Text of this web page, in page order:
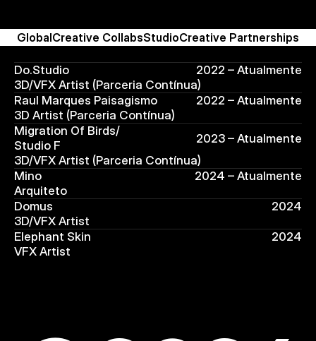
Work.
GlobalCreative CollabsStudioCreative Partnerships
Do.Studio
2022 – Atualmente
3D/VFX Artist (Parceria Contínua)
Raul Marques Paisagismo
2022 – Atualmente
3D Artist (Parceria Contínua)
Migration Of Birds/
Studio F
2023 – Atualmente
3D/VFX Artist (Parceria Contínua)
Mino
2024 – Atualmente
Arquiteto
Domus
2024
3D/VFX Artist
Elephant Skin
2024
VFX Artist